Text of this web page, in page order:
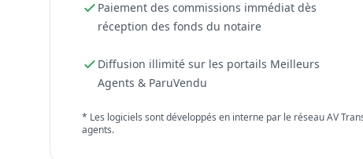
Paiement des commissions immédiat dès
réception des fonds du notaire
Diffusion illimité sur les portails Meilleurs
Agents & ParuVendu
* Les logiciels sont développés en interne par le réseau AV
agents.